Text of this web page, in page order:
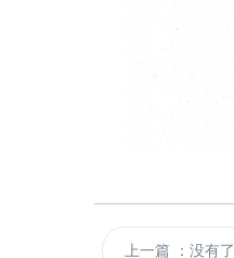
上一篇 ：没有了